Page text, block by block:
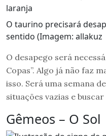
O taurino precisará
sentido (Imagem:
O desapego será
Copas”. Algo já não faz
isso. Será uma semana
situações vazias e
Gêmeos – O Sol